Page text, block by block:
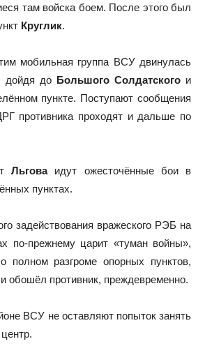
там войска боем. После этого был
Круглик.
мобильная группа ВСУ двинулась
дойдя до Большого Солдатского и
пункте. Поступают сообщения
противника проходят и дальше по
Льговаидут ожесточённые бои в
пунктах.
задействования вражеского РЭБ на
по-прежнему царит «туман войны»,
полном разгроме опорных пунктов,
обошёл противник, преждевременно.
ВСУ не оставляют попыток занять